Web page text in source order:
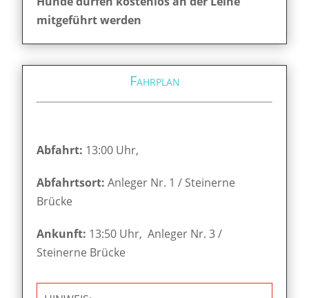
mitgeführt werden
Fahrplan
Abfahrt: 13:00 Uhr,
Abfahrtsort:Anleger Nr. 1 / Steinerne
Brücke
Ankunft: 13:50 Uhr, Anleger Nr. 3 /
Steinerne Brücke